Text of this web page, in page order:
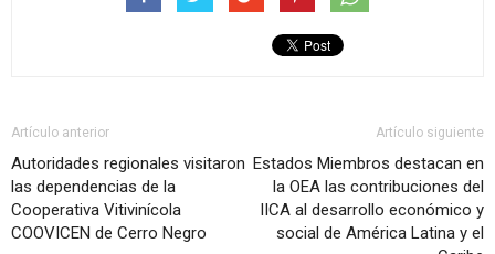
Artículo anterior
Autoridades regionales visitaron
las dependencias de la
Cooperativa Vitivinícola
COOVICEN de Cerro Negro
Artículo siguiente
Estados Miembros destacan en
la OEA las contribuciones del
IICA al desarrollo económico y
social de América Latina y el